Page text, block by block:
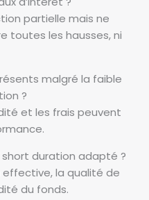
partielle mais ne
toutes les hausses, ni
malgré la faible
?
et les frais peuvent
short duration adapté ?
la qualité de
du fonds.